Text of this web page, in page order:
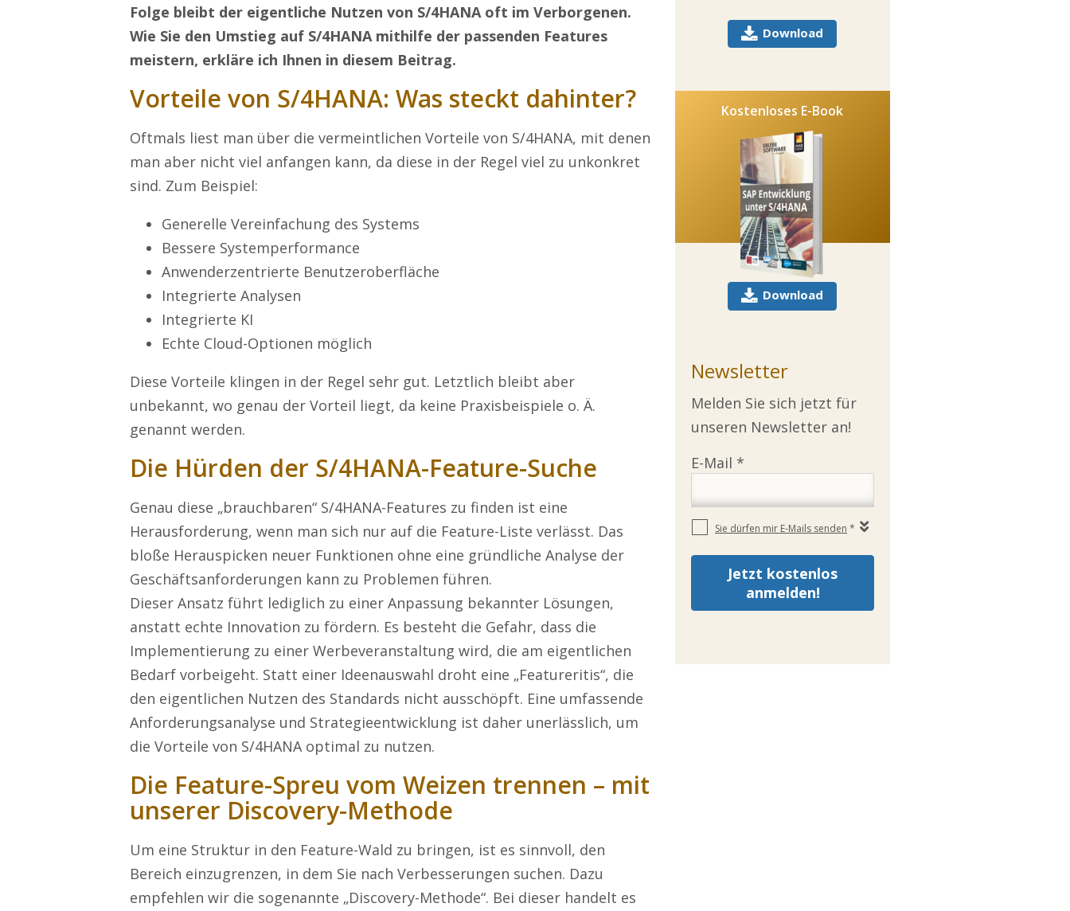
Folge bleibt der eigentliche Nutzen von S/4HANA oft im Verborgenen.
Wie Sie den Umstieg auf S/4HANA mithilfe der passenden Features
meistern, erkläre ich Ihnen in diesem Beitrag.
Vorteile von S/4HANA: Was steckt dahinter?
Oftmals liest man über die vermeintlichen Vorteile von S/4HANA, mit denen
man aber nicht viel anfangen kann, da diese in der Regel viel zu unkonkret
sind. Zum Beispiel:
Generelle Vereinfachung des Systems
Bessere Systemperformance
Anwenderzentrierte Benutzeroberfläche
Integrierte Analysen
Integrierte KI
Echte Cloud-Optionen möglich
Diese Vorteile klingen in der Regel sehr gut. Letztlich bleibt aber
unbekannt, wo genau der Vorteil liegt, da keine Praxisbeispiele o. Ä.
genannt werden.
Die Hürden der S/4HANA-Feature-Suche
Genau diese „brauchbaren“ S/4HANA-Features zu finden ist eine
Herausforderung, wenn man sich nur auf die Feature-Liste verlässt. Das
bloße Herauspicken neuer Funktionen ohne eine gründliche Analyse der
Geschäftsanforderungen kann zu Problemen führen.
Dieser Ansatz führt lediglich zu einer Anpassung bekannter Lösungen,
anstatt echte Innovation zu fördern. Es besteht die Gefahr, dass die
Implementierung zu einer Werbeveranstaltung wird, die am eigentlichen
Bedarf vorbeigeht. Statt einer Ideenauswahl droht eine „Featureritis“, die
den eigentlichen Nutzen des Standards nicht ausschöpft. Eine umfassende
Anforderungsanalyse und Strategieentwicklung ist daher unerlässlich, um
die Vorteile von S/4HANA optimal zu nutzen.
Die Feature-Spreu vom Weizen trennen – mit
unserer Discovery-Methode
Um eine Struktur in den Feature-Wald zu bringen, ist es sinnvoll, den
Bereich einzugrenzen, in dem Sie nach Verbesserungen suchen. Dazu
empfehlen wir die sogenannte „Discovery-Methode“. Bei dieser handelt es
Download
Kostenloses E-Book
Download
Newsletter
Melden Sie sich jetzt für
unseren Newsletter an!